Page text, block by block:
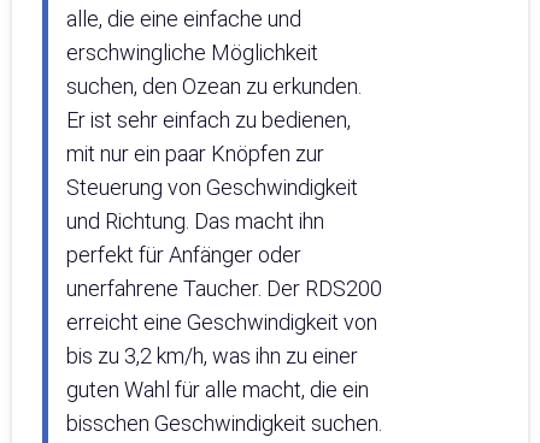
alle, die eine einfache und
erschwingliche Möglichkeit
suchen, den Ozean zu erkunden.
Er ist sehr einfach zu bedienen,
mit nur ein paar Knöpfen zur
Steuerung von Geschwindigkeit
und Richtung. Das macht ihn
perfekt für Anfänger oder
unerfahrene Taucher. Der RDS200
erreicht eine Geschwindigkeit von
bis zu 3,2 km/h, was ihn zu einer
guten Wahl für alle macht, die ein
bisschen Geschwindigkeit suchen.